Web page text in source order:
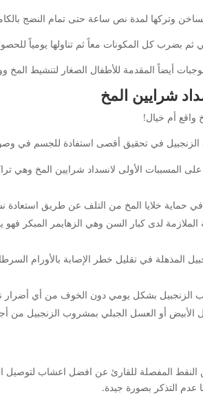
وتركها لمدة نص ساعة حتى تمام النضج
ثم بضرب كل المكونات معاً ثم تناولها يومياً
أيضاً المقدمة للأطفال الصغار لتنشيط
شرايين المخ
الزنجبيل في تحقيق أقصى استفادة للجسم في
المسببات الأولى لانسداد شرايين المخ
في حماية خلايا المخ من التلف عن طريق
الملازمة لدى كبار السن وهي الزهايمر
المذهلة في تقليل خطر الإصابة بالأورام
الزنجبيل بشكل يومي دون الخوف من أي أضرار
الأبيض أو العسل الجبلي بمشروب الزنجبيل من
النقط المفصلة للقارئ عن افضل اعشاب لتوصيل
عدم التذكر بصورة جيدة.